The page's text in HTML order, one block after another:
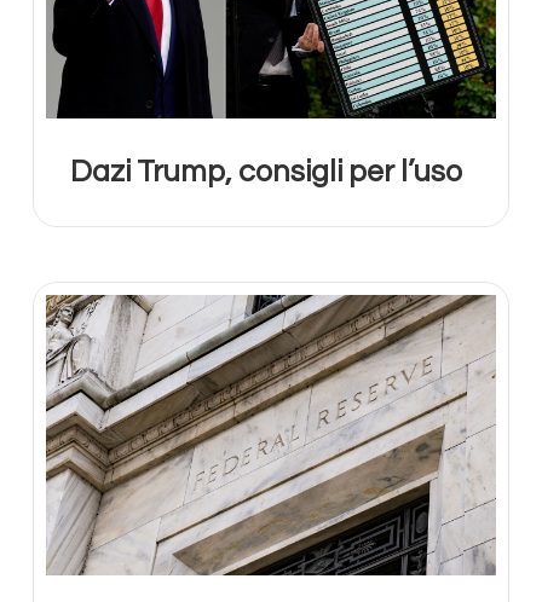
Dazi Trump, consigli per l’uso